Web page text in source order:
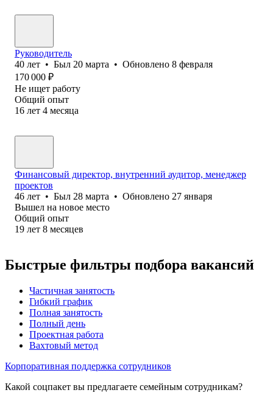
Руководитель
40 лет • Был 20 марта • Обновлено 8 февраля
170 000 ₽
Не ищет работу
Общий опыт
16 лет 4 месяца
Финансовый директор, внутренний аудитор, менеджер
проектов
46 лет • Был 28 марта • Обновлено 27 января
Вышел на новое место
Общий опыт
19 лет 8 месяцев
Быстрые фильтры подбора вакансий
Частичная занятость
Гибкий график
Полная занятость
Полный день
Проектная работа
Вахтовый метод
Корпоративная поддержка сотрудников
Какой соцпакет вы предлагаете семейным сотрудникам?